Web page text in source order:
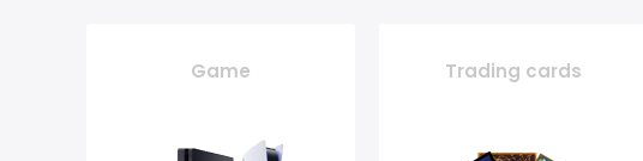
Game Trading cards